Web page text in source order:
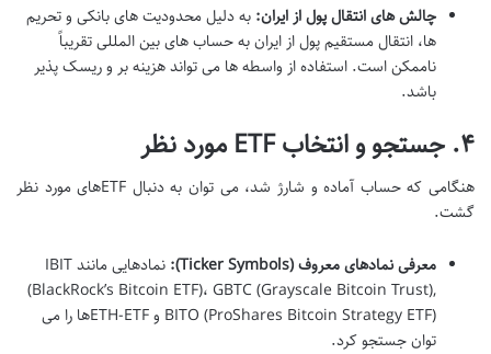
چالش های انتقال پول از ایران: به دلیل محدودیت های بانکی و تحریم
ها، انتقال مستقیم پول از ایران به حساب های بین المللی تقریباً
ناممکن است. استفاده از واسطه ها می تواند هزینه بر و ریسک پذیر
باشد.
۴. جستجو و انتخاب ETF مورد نظر
هنگامی که حساب آماده و شارژ شد، می توان به دنبال ETFهای مورد نظر
گشت.
معرفی نمادهای معروف (Ticker Symbols):
نمادهایی مانند IBIT
(BlackRock’s Bitcoin ETF)، GBTC (Grayscale Bitcoin Trust),
BITO (ProShares Bitcoin Strategy ETF) و ETH-ETFها را می
توان جستجو کرد.